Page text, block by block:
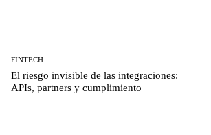
FINTECH
El riesgo invisible de las integraciones:
APIs, partners y cumplimiento